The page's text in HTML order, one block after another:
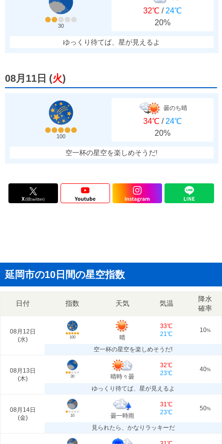
30
32℃ / 24℃
20%
ゆっくり待てば、星が見えるよ
08月11日 (火)
100
曇のち晴
34℃ / 24℃
20%
空一杯の星空を楽しめそうだ!
延岡市の10日間の星空指数
日付 指数 天気 気温
降水
確率
08月12日
(水) 100 晴
33℃
21℃
10%
空一杯の星空を楽しめそうだ!
08月13日
(木) 30 晴時々曇
32℃
23℃
40%
ゆっくり待てば、星が見えるよ
08月14日
(金) 10 曇一時雨
31℃
23℃
50%
見られたら、かなりラッキーだ